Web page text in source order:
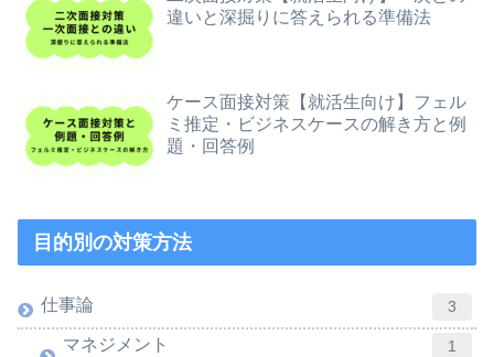
違いと深掘りに答えられる準備法
ケース面接対策【就活生向け】フェル
ミ推定・ビジネスケースの解き方と例
題・回答例
目的別の対策方法
仕事論 3
マネジメント 1